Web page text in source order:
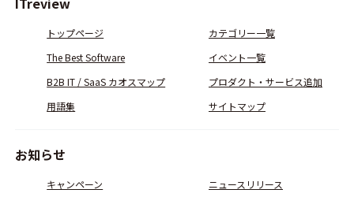
トップページ
カテゴリー一覧
The Best Software
イベント一覧
B2B IT / SaaS カオスマップ
プロダクト・サービス追加
用語集
サイトマップ
お知らせ
キャンペーン ニュースリリース